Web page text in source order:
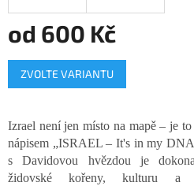
od 600 Kč
Měrná
cena:
ZVOLTE VARIANTU
Izrael není jen místo na mapě – je
nápisem „ISRAEL – It's in my
s Davidovou hvězdou je
židovské kořeny, kulturu a